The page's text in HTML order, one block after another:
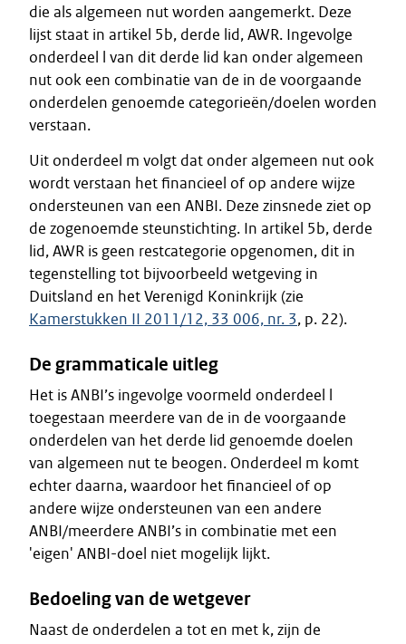
die als algemeen nut worden aangemerkt. Deze
lijst staat in artikel 5b, derde lid, AWR. Ingevolge
onderdeel l van dit derde lid kan onder algemeen
nut ook een combinatie van de in de voorgaande
onderdelen genoemde categorieën/doelen worden
verstaan.
Uit onderdeel m volgt dat onder algemeen nut ook
wordt verstaan het financieel of op andere wijze
ondersteunen van een ANBI. Deze zinsnede ziet op
de zogenoemde steunstichting. In artikel 5b, derde
lid, AWR is geen restcategorie opgenomen, dit in
tegenstelling tot bijvoorbeeld wetgeving in
Duitsland en het Verenigd Koninkrijk (zie
Kamerstukken II 2011/12, 33 006, nr. 3, p. 22).
De grammaticale uitleg
Het is ANBI’s ingevolge voormeld onderdeel l
toegestaan meerdere van de in de voorgaande
onderdelen van het derde lid genoemde doelen
van algemeen nut te beogen. Onderdeel m komt
echter daarna, waardoor het financieel of op
andere wijze ondersteunen van een andere
ANBI/meerdere ANBI’s in combinatie met een
'eigen' ANBI-doel niet mogelijk lijkt.
Bedoeling van de wetgever
Naast de onderdelen a tot en met k, zijn de